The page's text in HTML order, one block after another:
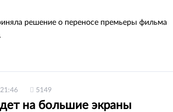
решение о переносе премьеры фильма
5149
на большие экраны